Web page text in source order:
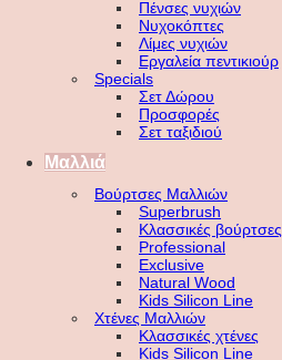
Πένσες νυχιών
Νυχοκόπτες
Λίμες νυχιών
Εργαλεία πεντικιούρ
Specials
Σετ Δώρου
Προσφορές
Σετ ταξιδιού
Μαλλιά
Βούρτσες Μαλλιών
Superbrush
Κλασσικές βούρτσες
Professional
Exclusive
Natural Wood
Kids Silicon Line
Χτένες Μαλλιών
Κλασσικές χτένες
Kids Silicon Line